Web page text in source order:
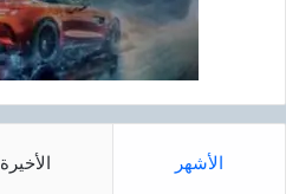
الأشهر الأخيرة